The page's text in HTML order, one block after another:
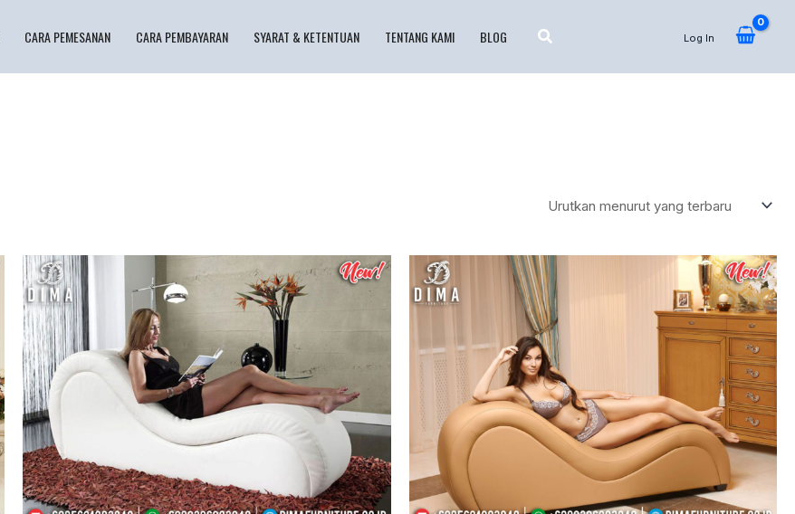
CARA PEMESANAN CARA PEMBAYARAN SYARAT & KETENTUAN TENTANG KAMI BLOG Log In